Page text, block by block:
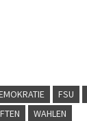
FSU
WAHLEN